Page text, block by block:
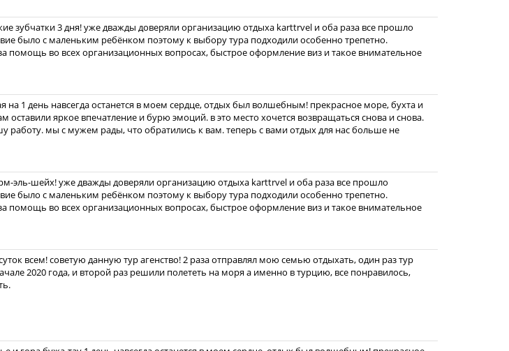
зубчатки 3 дня! уже дважды доверяли организацию отдыха karttrvel и оба раза все прошло
было с маленьким ребёнком поэтому к выбору тура подходили особенно трепетно.
помощь во всех организационных вопросах, быстрое оформление виз и такое внимательное
на 1 день навсегда останется в моем сердце, отдых был волшебным! прекрасное море, бухта и
оставили яркое впечатление и бурю эмоций. в это место хочется возвращаться снова и снова.
работу. мы с мужем рады, что обратились к вам. теперь с вами отдых для нас больше не
эль-шейх! уже дважды доверяли организацию отдыха karttrvel и оба раза все прошло
было с маленьким ребёнком поэтому к выбору тура подходили особенно трепетно.
помощь во всех организационных вопросах, быстрое оформление виз и такое внимательное
всем! советую данную тур агенство! 2 раза отправлял мою семью отдыхать, один раз тур
2020 года, и второй раз решили полететь на моря а именно в турцию, все понравилось,